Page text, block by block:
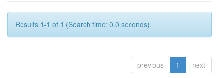
Results 1-1 of 1 (Search time: 0.0 seconds).
previous 1 next